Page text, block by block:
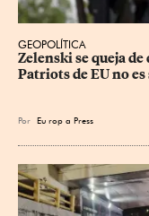
GEOPOLÍTICA
Zelenski se queja
Patriots de EU no
Por Eu rop a Press